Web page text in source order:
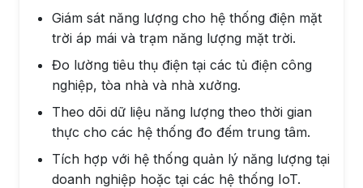
Giám sát năng lượng cho hệ thống điện mặt
trời áp mái và trạm năng lượng mặt trời.
Đo lường tiêu thụ điện tại các tủ điện công
nghiệp, tòa nhà và nhà xưởng.
Theo dõi dữ liệu năng lượng theo thời gian
thực cho các hệ thống đo đếm trung tâm.
Tích hợp với hệ thống quản lý năng lượng tại
doanh nghiệp hoặc tại các hệ thống IoT.